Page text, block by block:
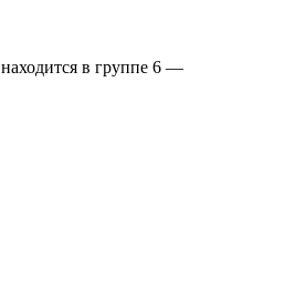
в группе 6 —